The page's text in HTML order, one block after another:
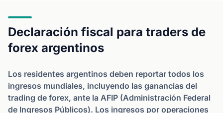
Declaración fiscal para traders de
forex argentinos
Los residentes argentinos deben reportar todos los
ingresos mundiales, incluyendo las ganancias del
trading de forex, ante la AFIP (Administración Federal
de Ingresos Públicos). Los ingresos por operaciones